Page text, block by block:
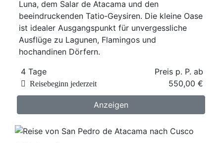
Luna, dem Salar de Atacama und den
beeindruckenden Tatio‑Geysiren. Die kleine Oase
ist idealer Ausgangspunkt für unvergessliche
Ausflüge zu Lagunen, Flamingos und
hochandinen Dörfern.
4 Tage
Preis p. P. ab
550,00 €
Reisebeginn jederzeit
Anzeigen